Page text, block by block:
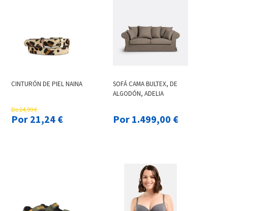
CINTURÓN DE PIEL NAINA
De 24,99 €
Por 21,24 €
SOFÁ CAMA BULTEX, DE
ALGODÓN, ADELIA
Por 1.499,00 €